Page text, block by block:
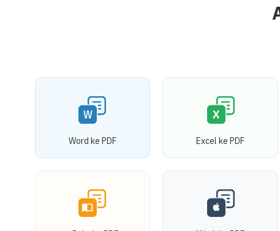
Word ke PDF Excel ke PDF